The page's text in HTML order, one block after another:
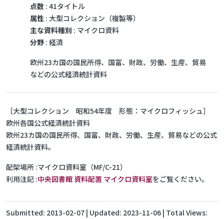
点数 : 41タイトル
属性 : 大型コレクション（複製等）
主な資料種別 : マイクロ資料
分野 : 経済
欧州23カ国の国民所得、国富、財政、労働、生産、貿易
などの公式経済統計資料
［大型コレクション 昭和54年度 形態：マイクロフィッシュ］
欧州各国公式経済統計資料
欧州23カ国の国民所得、国富、財政、労働、生産、貿易などの公式
経済統計資料。
配架場所 マイクロ資料室（MF/C-21）
利用注記 中央図書館 資料配置 マイクロ資料室をご覧ください。
Submitted: 2013-02-07 | Updated: 2023-11-06 | Total Views: